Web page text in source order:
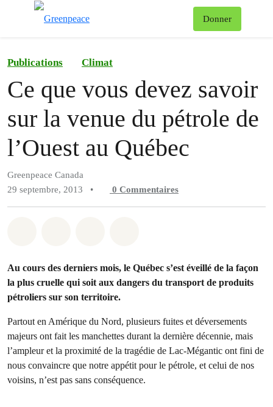
Donner
Publications Climat
Ce que vous devez savoir
sur la venue du pétrole de
l’Ouest au Québec
Greenpeace Canada
29 septembre, 2013
• 0 Commentaires
Au cours des derniers mois, le Québec s’est éveillé de la façon
la plus cruelle qui soit aux dangers du transport de produits
pétroliers sur son territoire.
Partout en Amérique du Nord, plusieurs fuites et déversements
majeurs ont fait les manchettes durant la dernière décennie, mais
l’ampleur et la proximité de la tragédie de Lac-Mégantic ont fini de
nous convaincre que notre appétit pour le pétrole, et celui de nos
voisins, n’est pas sans conséquence.